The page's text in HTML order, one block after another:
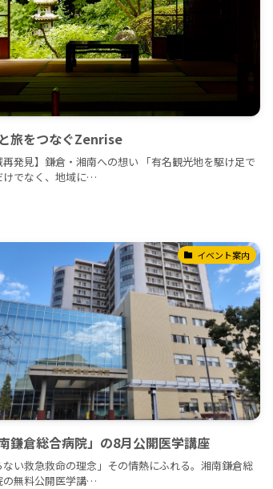
旅をつなぐZenrise
再発見】鎌倉・湘南への想い 「有名観光地を駆け足で
けでなく、地域に…
イベント案内
南鎌倉総合病院」の8月公開医学講座
ない救急救命の理念」その情熱にふれる。湘南鎌倉総
の無料公開医学講…